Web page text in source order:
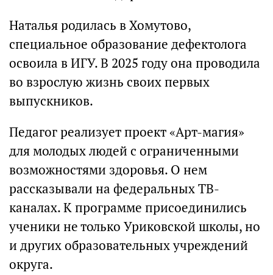
Наталья родилась в Хомутово,
специальное образование дефектолога
освоила в ИГУ. В 2025 году она проводила
во взрослую жизнь своих первых
выпускников.
Педагог реализует проект «Арт-магия»
для молодых людей с ограниченными
возможностями здоровья. О нем
рассказывали на федеральных ТВ-
каналах. К программе присоединились
ученики не только Уриковской школы, но
и других образовательных учреждений
округа.